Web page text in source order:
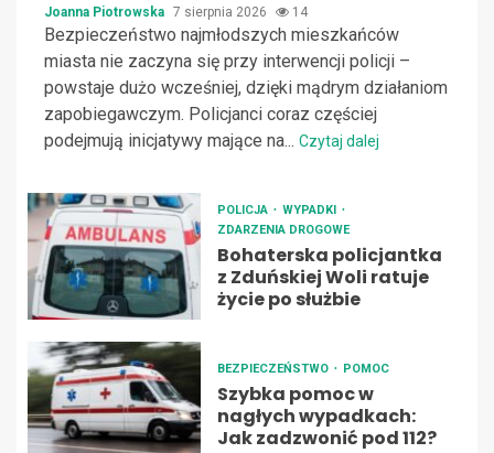
Joanna Piotrowska 7 sierpnia 2026 14
Bezpieczeństwo najmłodszych mieszkańców
miasta nie zaczyna się przy interwencji policji –
powstaje dużo wcześniej, dzięki mądrym działaniom
zapobiegawczym. Policjanci coraz częściej
podejmują inicjatywy mające na... Czytaj dalej
POLICJA
WYPADKI
ZDARZENIA DROGOWE
Bohaterska policjantka
z Zduńskiej Woli ratuje
życie po służbie
BEZPIECZEŃSTWO POMOC
Szybka pomoc w
nagłych wypadkach:
Jak zadzwonić pod 112?